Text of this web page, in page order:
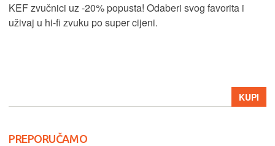
KEF zvučnici uz -20% popusta! Odaberi svog favorita i
uživaj u hi-fi zvuku po super cijeni.
KUPI
PREPORUČAMO